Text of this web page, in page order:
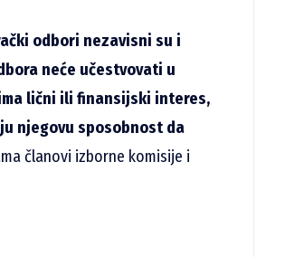
odbori nezavisni su i
neće učestvovati u
lični ili finansijski interes,
njegovu sposobnost da
članovi izborne komisije i